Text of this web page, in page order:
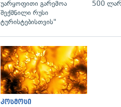
უარყოფითი გარემოა
შექმნილი რუსი
ტურისტებისთვის"
500
კოსმოსი